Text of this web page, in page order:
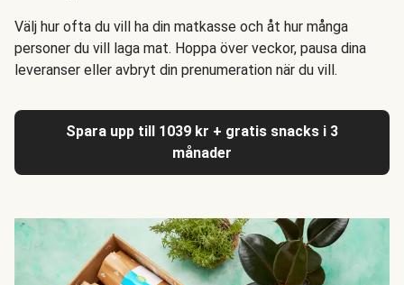
Välj hur ofta du vill ha din matkasse och åt hur många
personer du vill laga mat. Hoppa över veckor, pausa dina
leveranser eller avbryt din prenumeration när du vill.
Spara upp till 1039 kr + gratis snacks i 3
månader